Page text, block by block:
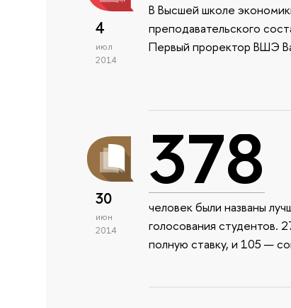
4
июл
2014
В Высшей школе
преподавательского
Первый проректор ВШЭ
30
июн
2014
378
человек были названы
голосования студентов.
полную ставку, и 105 —